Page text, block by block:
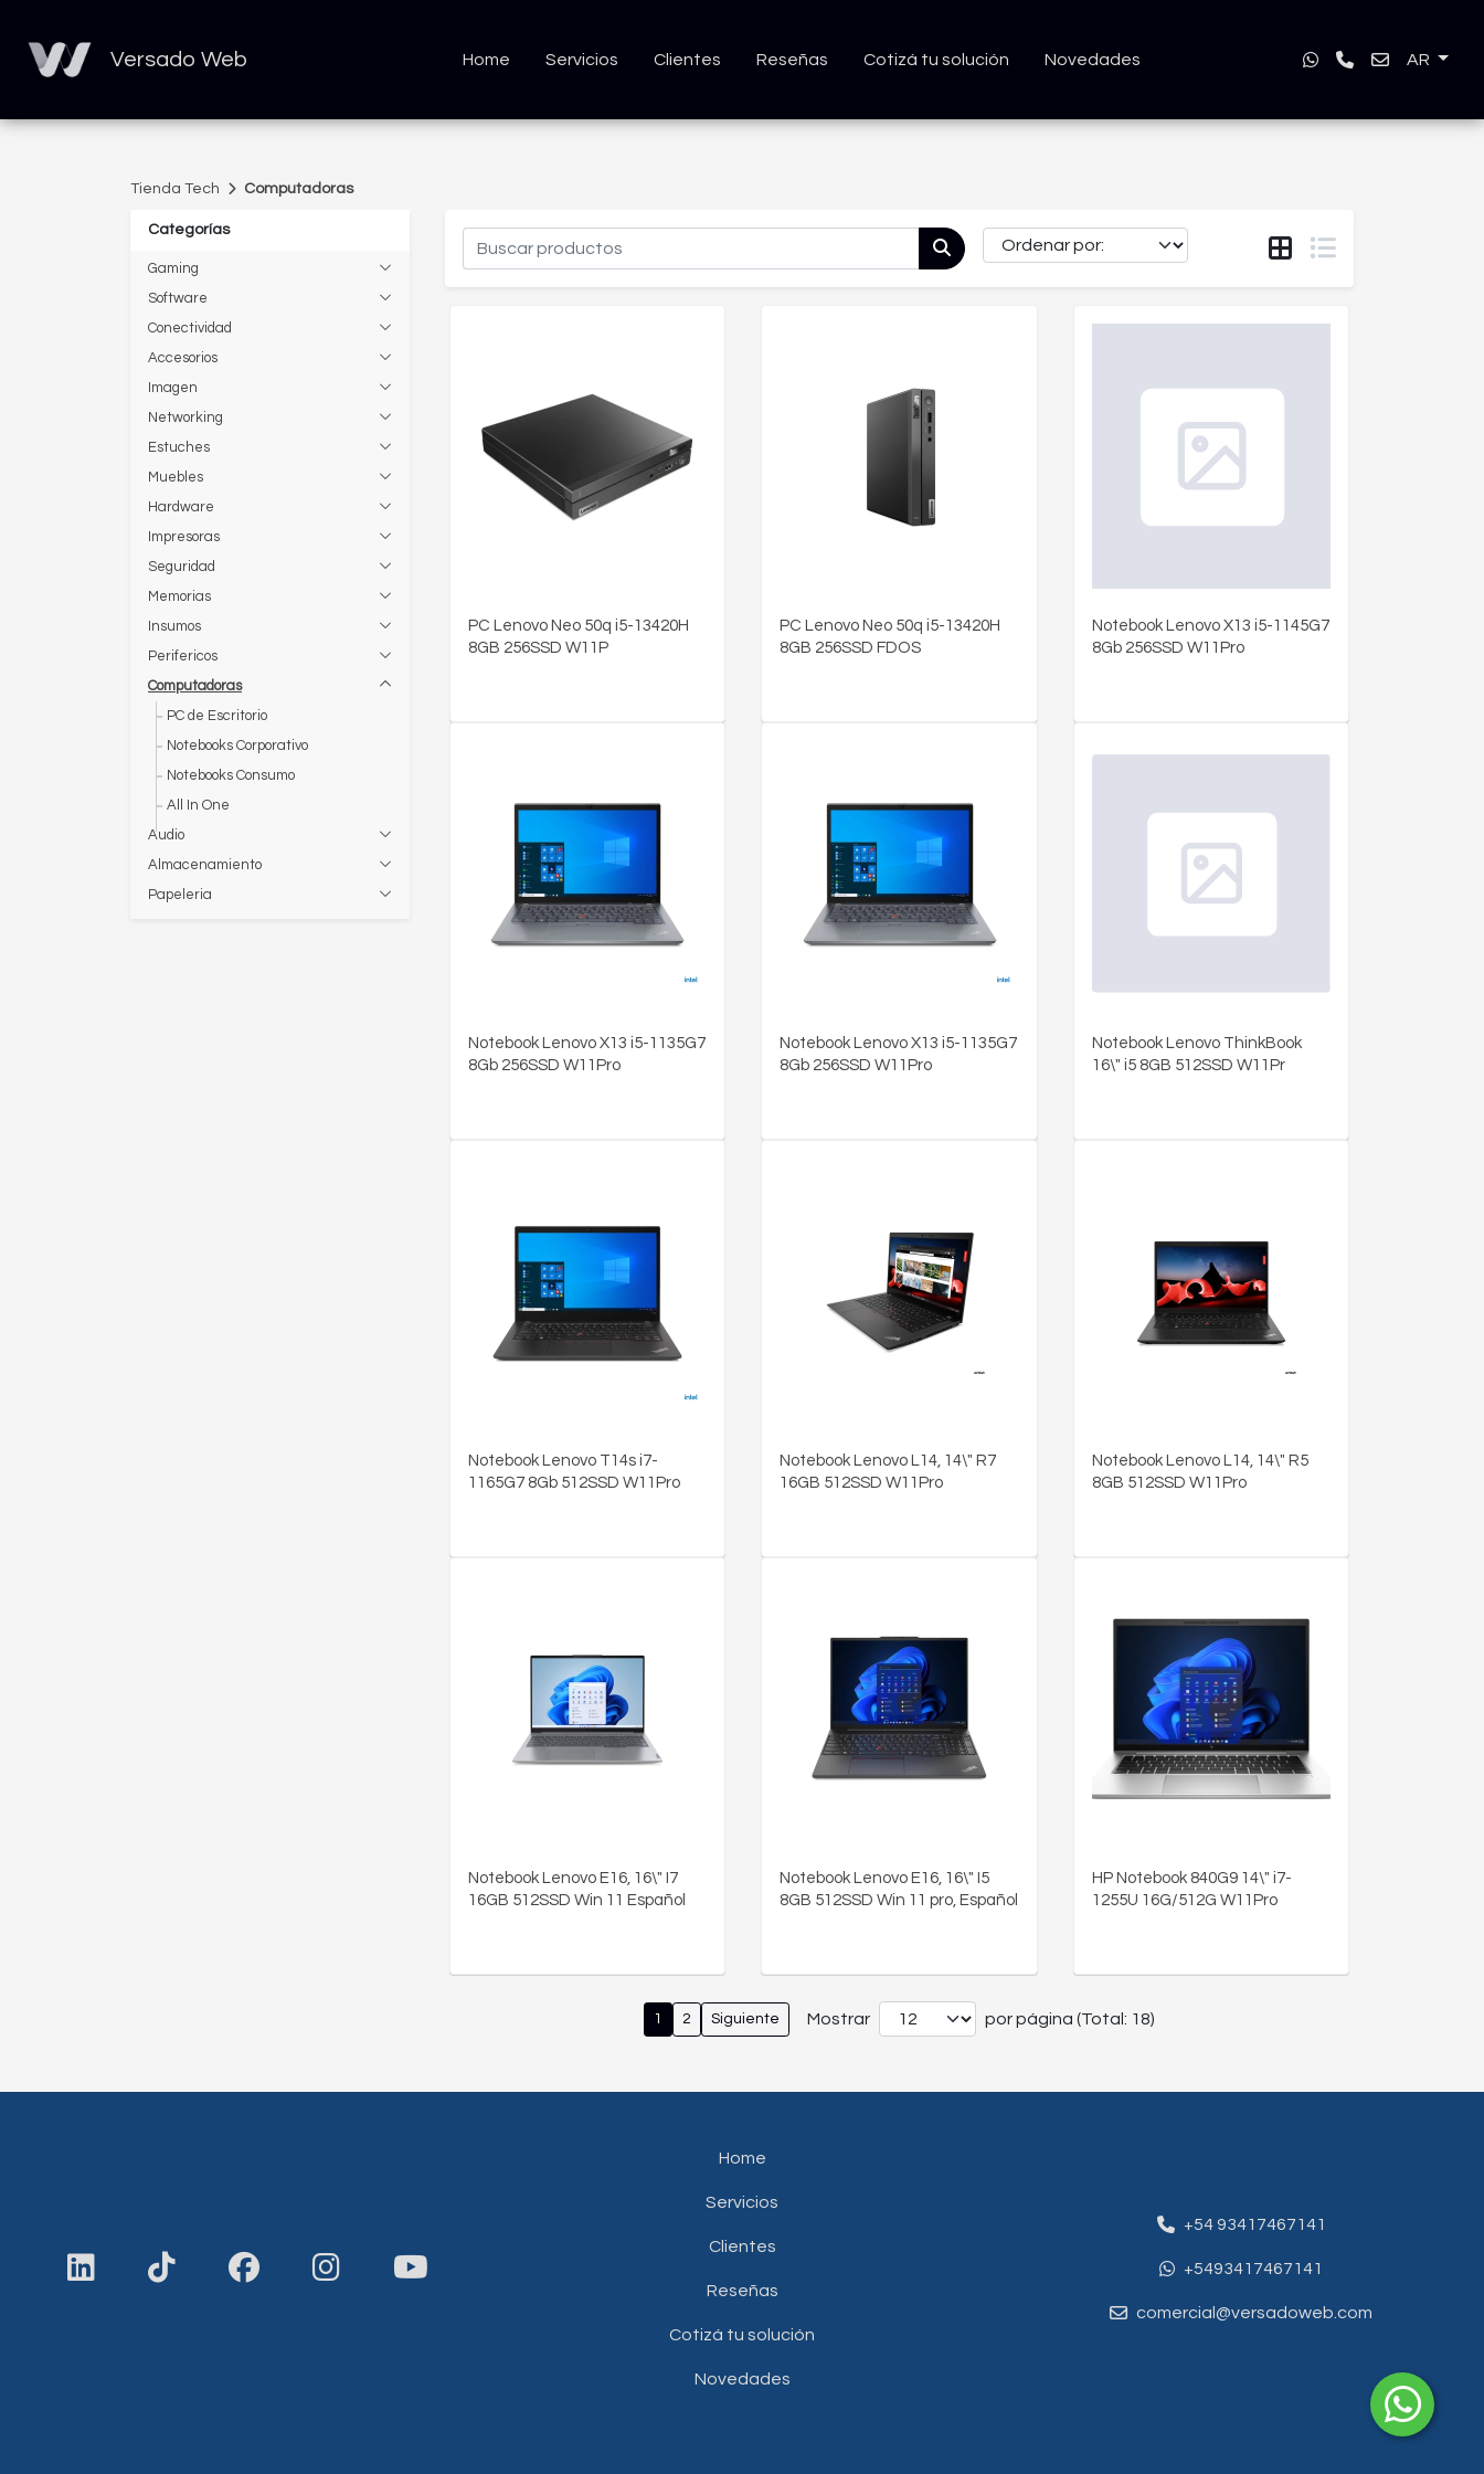
Versado Web Home Servicios Clientes Reseñas Cotizá tu solución Novedades AR
Tienda Tech Computadoras
Categorías
Gaming
Software
Conectividad
Accesorios
Imagen
Networking
Estuches
Muebles
Hardware
Impresoras
Seguridad
Memorias
Insumos
Perifericos
Computadoras
PC de Escritorio
Notebooks Corporativo
Notebooks Consumo
All In One
Audio
Almacenamiento
Papeleria
PC Lenovo Neo 50q i5-13420H
8GB 256SSD W11P
PC Lenovo Neo 50q i5-13420H
8GB 256SSD FDOS
Notebook Lenovo X13 i5-1145G7
8Gb 256SSD W11Pro
Notebook Lenovo X13 i5-1135G7
8Gb 256SSD W11Pro
Notebook Lenovo X13 i5-1135G7
8Gb 256SSD W11Pro
Notebook Lenovo ThinkBook
16\" i5 8GB 512SSD W11Pr
Notebook Lenovo T14s i7-
1165G7 8Gb 512SSD W11Pro
Notebook Lenovo L14, 14\" R7
16GB 512SSD W11Pro
Notebook Lenovo L14, 14\" R5
8GB 512SSD W11Pro
Notebook Lenovo E16, 16\" I7
16GB 512SSD Win 11 Español
Notebook Lenovo E16, 16\" I5
8GB 512SSD Win 11 pro, Español
HP Notebook 840G9 14\" i7-
1255U 16G/512G W11Pro
1 2 Siguiente Mostrar por página (Total: 18)
Home
Servicios
Clientes
Reseñas
Cotizá tu solución
Novedades
+54 93417467141
+5493417467141
comercial@versadoweb.com